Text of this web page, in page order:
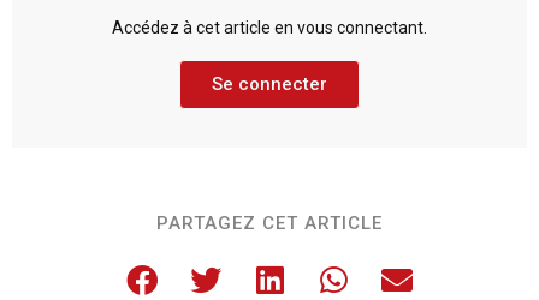
Accédez à cet article en vous connectant.
Se connecter
PARTAGEZ CET ARTICLE